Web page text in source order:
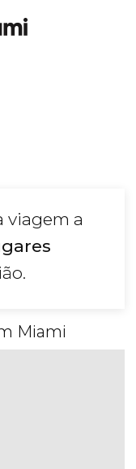
viagem a
Miami